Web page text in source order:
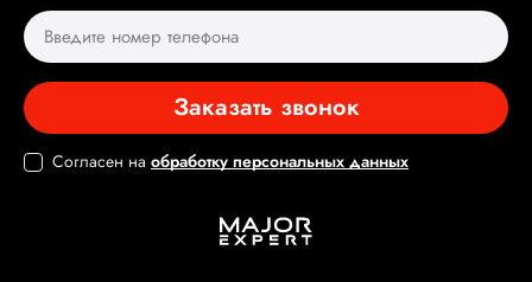
Заказать звонок
Согласен на обработку персональных данных